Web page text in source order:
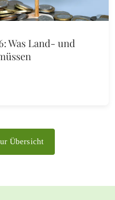
Was Land- und
Übersicht